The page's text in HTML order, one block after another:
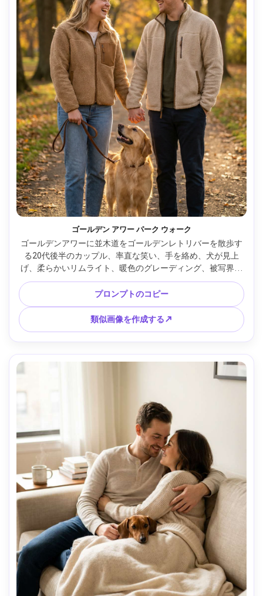
ゴールデン アワー パーク ウォーク
ゴールデンアワーに並木道をゴールデンレトリバーを散歩す
る20代後半のカップル、率直な笑い、手を絡め、犬が見上
げ、柔らかいリムライト、暖色のグレーディング、被写界深
度が浅い、Sony A7IVで撮影、85mm f/1.4、アイレベル、ハ
ーフボディフレーミング、自然な肌の質感、編集ライフスタ
イル写真、高解像度 --ar 4:5
プロンプトのコピー
類似画像を作成する↗